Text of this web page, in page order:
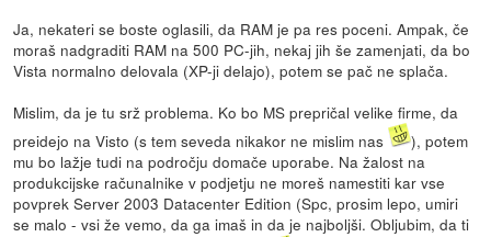
Ja, nekateri se boste oglasili, da RAM je pa res poceni. Ampak, če
moraš nadgraditi RAM na 500 PC-jih, nekaj jih še zamenjati, da bo
Vista normalno delovala (XP-ji delajo), potem se pač ne splača.
Mislim, da je tu srž problema. Ko bo MS prepričal velike firme, da
preidejo na Visto (s tem seveda nikakor ne mislim nas
), potem
mu bo lažje tudi na področju domače uporabe. Na žalost na
produkcijske računalnike v podjetju ne moreš namestiti kar vse
povprek Server 2003 Datacenter Edition (Spc, prosim lepo, umiri
se malo - vsi že vemo, da ga imaš in da je najboljši. Obljubim, da ti